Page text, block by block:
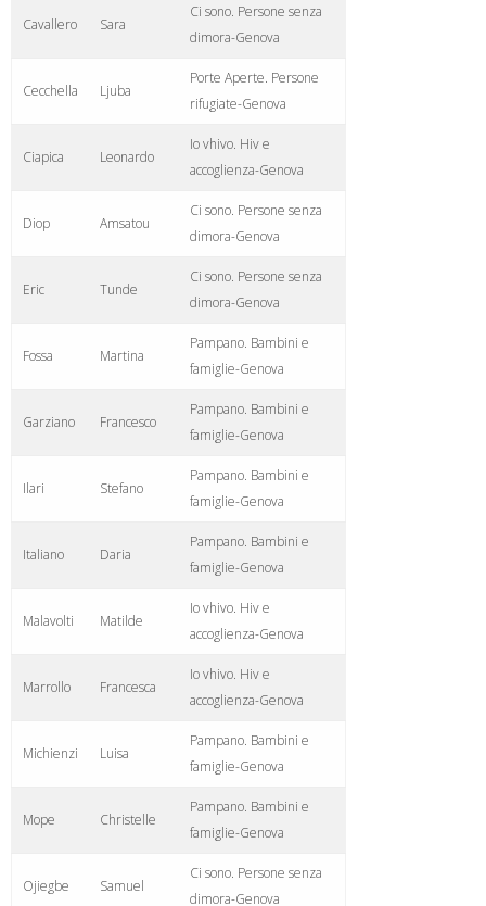
Cavallero Sara
Ci sono. Persone senza
dimora-Genova
Cecchella Ljuba
Porte Aperte. Persone
rifugiate-Genova
Ciapica Leonardo
Io vhivo. Hiv e
accoglienza-Genova
Diop Amsatou
Ci sono. Persone senza
dimora-Genova
Eric Tunde
Ci sono. Persone senza
dimora-Genova
Fossa Martina
Pampano. Bambini e
famiglie-Genova
Garziano Francesco
Pampano. Bambini e
famiglie-Genova
Ilari Stefano
Pampano. Bambini e
famiglie-Genova
Italiano Daria
Pampano. Bambini e
famiglie-Genova
Malavolti Matilde
Io vhivo. Hiv e
accoglienza-Genova
Marrollo Francesca
Io vhivo. Hiv e
accoglienza-Genova
Michienzi Luisa
Pampano. Bambini e
famiglie-Genova
Mope Christelle
Pampano. Bambini e
famiglie-Genova
Ojiegbe Samuel
Ci sono. Persone senza
dimora-Genova